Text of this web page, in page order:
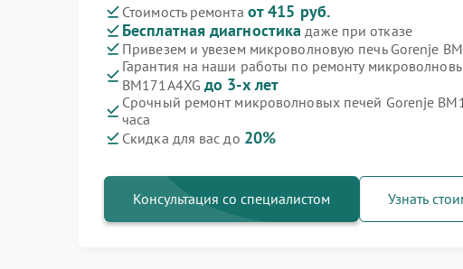
Стоимость ремонта от 415 руб.
Бесплатная диагностика даже при отказе
Привезем и увезем микроволновую печь Gorenje
Гарантия на наши работы по ремонту
BM171A4XG до 3-х лет
Срочный ремонт микроволновых печей Gorenje
часа
Скидка для вас до 20%
Консультация со специалистом Узнать